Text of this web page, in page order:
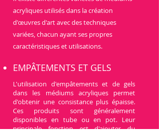
acryliques utilisés dans la création
d'œuvres d'art avec des techniques
variées, chacun ayant ses propres
caractéristiques et utilisations.
EMPÂTEMENTS ET GELS
L'utilisation d'empâtements et de gels
dans les médiums acryliques permet
d'obtenir une consistance plus épaisse.
Ces produits sont généralement
disponibles en tube ou en pot. Leur
principale fonction est d'ajouter du